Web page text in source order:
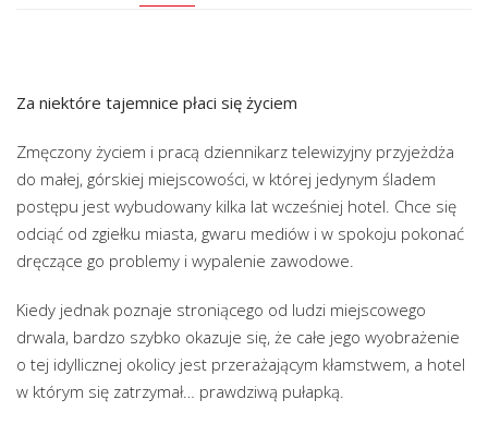
Za niektóre tajemnice płaci się życiem
Zmęczony życiem i pracą dziennikarz telewizyjny przyjeżdża
do małej, górskiej miejscowości, w której jedynym śladem
postępu jest wybudowany kilka lat wcześniej hotel. Chce się
odciąć od zgiełku miasta, gwaru mediów i w spokoju pokonać
dręczące go problemy i wypalenie zawodowe.
Kiedy jednak poznaje stroniącego od ludzi miejscowego
drwala, bardzo szybko okazuje się, że całe jego wyobrażenie
o tej idyllicznej okolicy jest przerażającym kłamstwem, a hotel
w którym się zatrzymał… prawdziwą pułapką.